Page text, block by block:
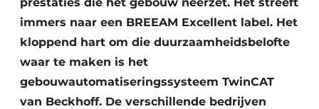
immers naar een BREEAM Excellent label. Het
kloppend hart om die duurzaamheidsbelofte
waar te maken is het
gebouwautomatiseringssysteem TwinCAT
van Beckhoff. De verschillende bedrijven